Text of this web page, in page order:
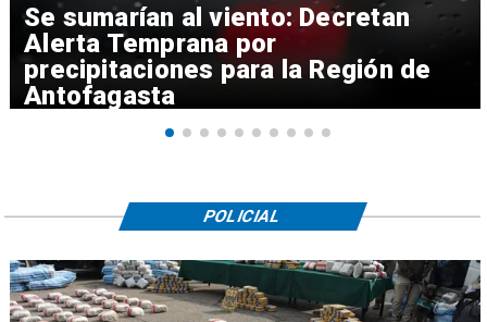
Se sumarían al viento: Decretan
Alerta Temprana por
precipitaciones para la Región de
Antofagasta
POLICIAL